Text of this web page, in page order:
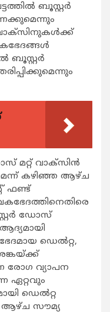
ബൂസ്റ്റര്‍
ബൂസ്റ്റര്‍
മറ്റ് വാക്‌സിന്‍
കഴിഞ്ഞ ആഴ്ച
ഫണ്ട്
ഡോസ്
ആദ്യമായി
ഡെല്‍റ്റ,
രോഗ വ്യാപന
ഏറ്റവും
ഡെല്‍റ്റ
ആഴ്ച സൗമ്യ